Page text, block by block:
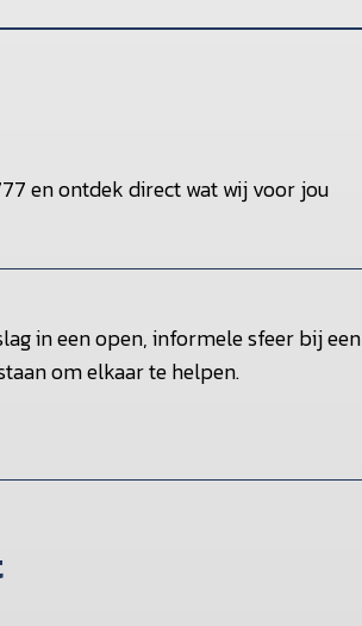
en ontdek direct wat wij voor jou
in een open, informele sfeer bij een
om elkaar te helpen.